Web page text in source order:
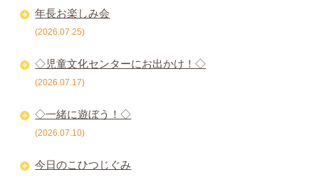
年長お楽しみ会
(2026.07.25)
◇児童文化センターにお出かけ！◇
(2026.07.17)
◇一緒に遊ぼう！◇
(2026.07.10)
今日のこひつじぐみ